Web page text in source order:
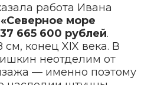
работа Ивана
«Северное море
37 665 600 рублей.
см, конец XIX века. В
неотделим от
— именно поэтому